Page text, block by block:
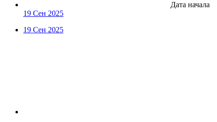
Дата начала
19 Сен 2025
19 Сен 2025